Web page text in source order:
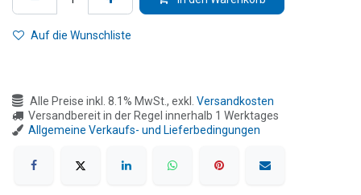
Auf die Wunschliste
Alle Preise inkl. 8.1% MwSt., exkl. Versandkosten
Versandbereit in der Regel innerhalb 1 Werktages
Allgemeine Verkaufs- und Lieferbedingungen